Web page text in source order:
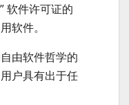
软件许可证的
软件。
由软件哲学的
户具有出于任